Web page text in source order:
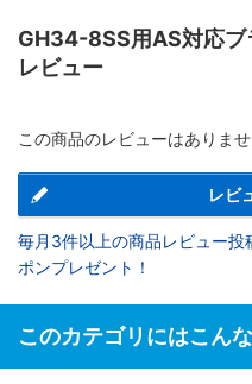
GH34-8SS用AS対応
レビュー
この商品のレビューはありま
レビ
毎月3件以上の商品レビュー
ポンプレゼント！
このカテゴリにはこん